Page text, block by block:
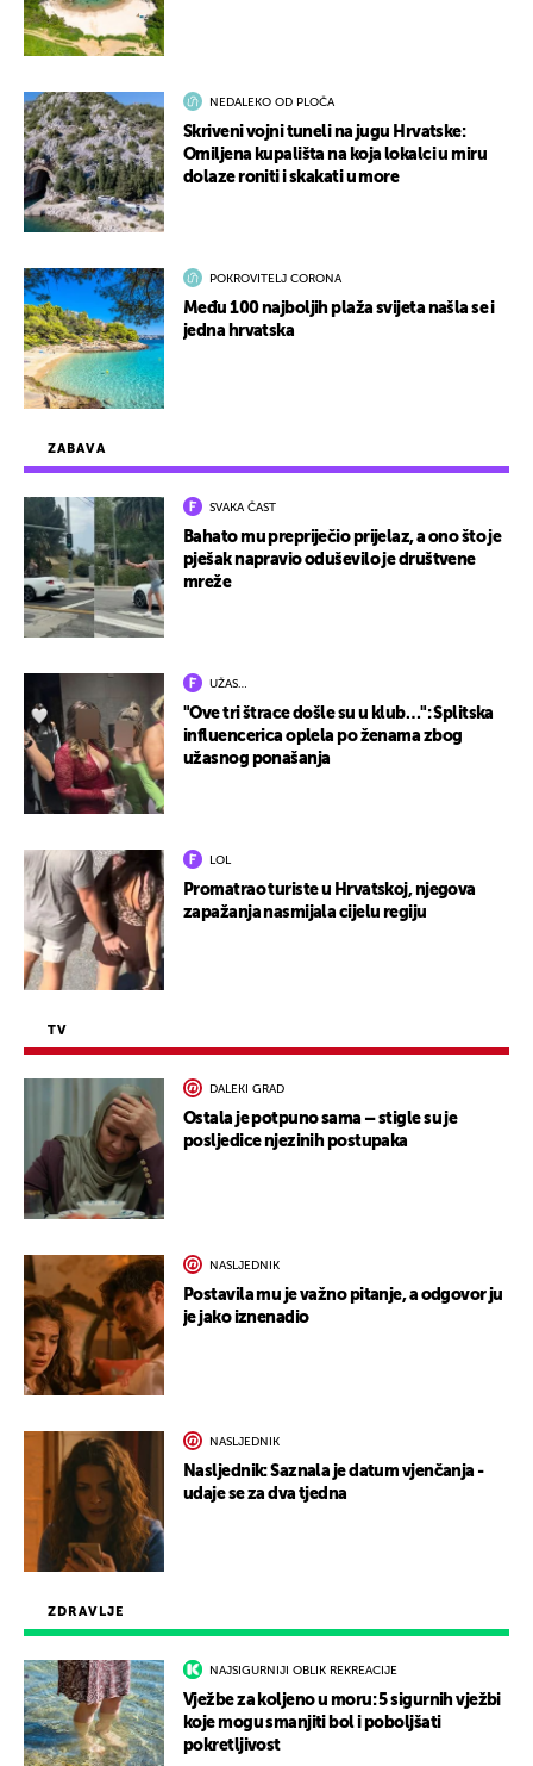
ZDRAVLJE
NAJSIGURNIJI OBLIK REKREACIJE
Vježbe za koljeno u moru: 5 sigurnih vježbi
koje mogu smanjiti bol i poboljšati
pokretljivost
ZABAVA
SVAKA ČAST
Bahato mu prepriječio prijelaz, a ono što je
pješak napravio oduševilo je društvene
mreže
UŽAS…
"Ove tri štrace došle su u klub…": Splitska
influencerica oplela po ženama zbog
užasnog ponašanja
LOL
Promatrao turiste u Hrvatskoj, njegova
zapažanja nasmijala cijelu regiju
TV
DALEKI GRAD
Ostala je potpuno sama – stigle su je
posljedice njezinih postupaka
NASLJEDNIK
Postavila mu je važno pitanje, a odgovor ju
je jako iznenadio
NASLJEDNIK
Nasljednik: Saznala je datum vjenčanja -
udaje se za dva tjedna
NEDALEKO OD PLOČA
Skriveni vojni tuneli na jugu Hrvatske:
Omiljena kupališta na koja lokalci u miru
dolaze roniti i skakati u more
POKROVITELJ CORONA
Među 100 najboljih plaža svijeta našla se i
jedna hrvatska